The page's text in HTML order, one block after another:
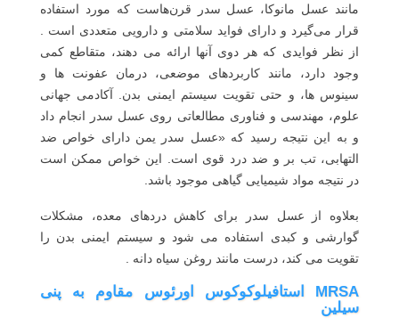
مانند عسل مانوکا، عسل سدر قرن‌هاست که مورد استفاده
قرار می‌گیرد و دارای فواید سلامتی و دارویی متعددی است .
از نظر فوایدی که هر دوی آنها ارائه می دهند، متقاطع کمی
وجود دارد، مانند کاربردهای موضعی، درمان عفونت ها و
سینوس ها، و حتی تقویت سیستم ایمنی بدن. آکادمی جهانی
علوم، مهندسی و فناوری مطالعاتی روی عسل سدر انجام داد
و به این نتیجه رسید که «عسل سدر یمن دارای خواص ضد
التهابی، تب بر و ضد درد قوی است. این خواص ممکن است
در نتیجه مواد شیمیایی گیاهی موجود باشد.
بعلاوه از عسل سدر برای کاهش دردهای معده، مشکلات
گوارشی و کبدی استفاده می شود و سیستم ایمنی بدن را
تقویت می کند، درست مانند روغن سیاه دانه .
MRSA استافیلوکوکوس اورئوس مقاوم به پنی
سیلین